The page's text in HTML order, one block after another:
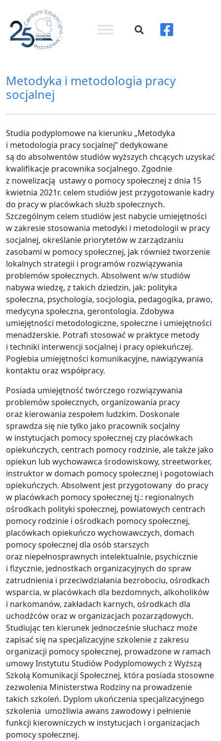
Metodyka i metodologia pracy
socjalnej
Studia podyplomowe na kierunku „Metodyka
i metodologia pracy socjalnej” dedykowane
są do absolwentów studiów wyższych chcących uzyskać
kwalifikacje pracownika socjalnego. Zgodnie
z nowelizacją ustawy o pomocy społecznej z dnia 15
kwietnia 2021r. celem studiów jest przygotowanie kadry
do pracy w placówkach służb społecznych.
Szczególnym celem studiów jest nabycie umiejętności
w zakresie stosowania metodyki i metodologii w pracy
socjalnej, określanie priorytetów w zarządzaniu
zasobami w pomocy społecznej, jak również tworzenie
lokalnych strategii i programów rozwiązywania
problemów społecznych. Absolwent w/w studiów
nabywa wiedzę, z takich dziedzin, jak: polityka
społeczna, psychologia, socjologia, pedagogika, prawo,
medycyna społeczna, gerontologia. Zdobywa
umiejętności metodologiczne, społeczne i umiejętności
menadżerskie. Potrafi stosować w praktyce metody
i techniki interwencji socjalnej i pracy opiekuńczej.
Pogłebia umiejętności komunikacyjne, nawiązywania
kontaktu oraz współpracy.
Posiada umiejętność twórczego rozwiązywania
problemów społecznych, organizowania pracy
oraz kierowania zespołem ludzkim. Doskonale
sprawdza się nie tylko jako pracownik socjalny
w instytucjach pomocy społecznej czy placówkach
opiekuńczych, centrach pomocy rodzinie, ale także jako
opiekun lub wychowawca środowiskowy, streetworker,
instruktor w domach pomocy społecznej i pogotowiach
opiekuńczych. Absolwent jest przygotowany do pracy
w placówkach pomocy społecznej tj.: regionalnych
ośrodkach polityki społecznej, powiatowych centrach
pomocy rodzinie i ośrodkach pomocy społecznej,
placówkach opiekuńczo wychowawczych, domach
pomocy społecznej dla osób starszych
oraz niepełnosprawnych intelektualnie, psychicznie
i fizycznie, jednostkach organizacyjnych do spraw
zatrudnienia i przeciwdziałania bezrobociu, ośrodkach
wsparcia, w placówkach dla bezdomnych, alkoholików
i narkomanów, zakładach karnych, ośrodkach dla
uchodźców oraz w organizacjach pozarządowych.
Studiując ten kierunek jednocześnie słuchacz może
zapisać się na specjalizacyjne szkolenie z zakresu
organizacji pomocy społecznej, prowadzone w ramach
umowy Instytutu Studiów Podyplomowych z Wyższą
Szkołą Komunikacji Społecznej, która posiada stosowne
zezwolenia Ministerstwa Rodziny na prowadzenie
takich szkoleń. Dyplom ukończenia specjalizacyjnego
szkolenia umożliwia awans zawodowy i pełnienie
funkcji kierowniczych w instytucjach i organizacjach
pomocy społecznej.